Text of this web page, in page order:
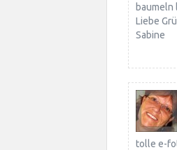
baumeln
Liebe
Sabine
tolle e-